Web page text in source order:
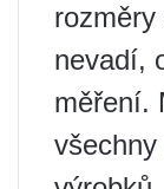
rozměry
nevadí,
měření.